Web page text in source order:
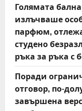
Голямата
излъчваше
парфюм,
студено
ръка за ръка с
Поради
отговор, по-
завършена